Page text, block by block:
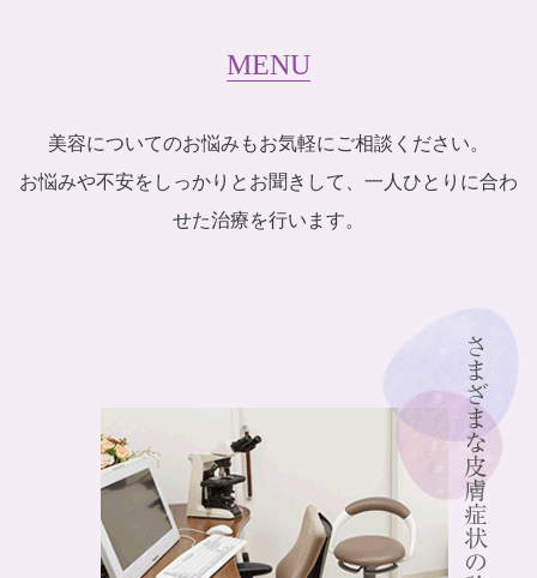
MENU
美容についてのお悩みもお気軽にご相談ください。
お悩みや不安をしっかりとお聞きして、一人ひとりに合わ
せた治療を行います。